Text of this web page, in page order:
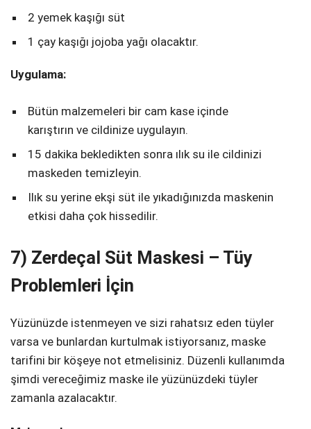
2 yemek kaşığı süt
1 çay kaşığı jojoba yağı olacaktır.
Uygulama:
Bütün malzemeleri bir cam kase içinde
karıştırın ve cildinize uygulayın.
15 dakika bekledikten sonra ılık su ile cildinizi
maskeden temizleyin.
Ilık su yerine ekşi süt ile yıkadığınızda maskenin
etkisi daha çok hissedilir.
7) Zerdeçal Süt Maskesi – Tüy
Problemleri İçin
Yüzünüzde istenmeyen ve sizi rahatsız eden tüyler
varsa ve bunlardan kurtulmak istiyorsanız, maske
tarifini bir köşeye not etmelisiniz. Düzenli kullanımda
şimdi vereceğimiz maske ile yüzünüzdeki tüyler
zamanla azalacaktır.